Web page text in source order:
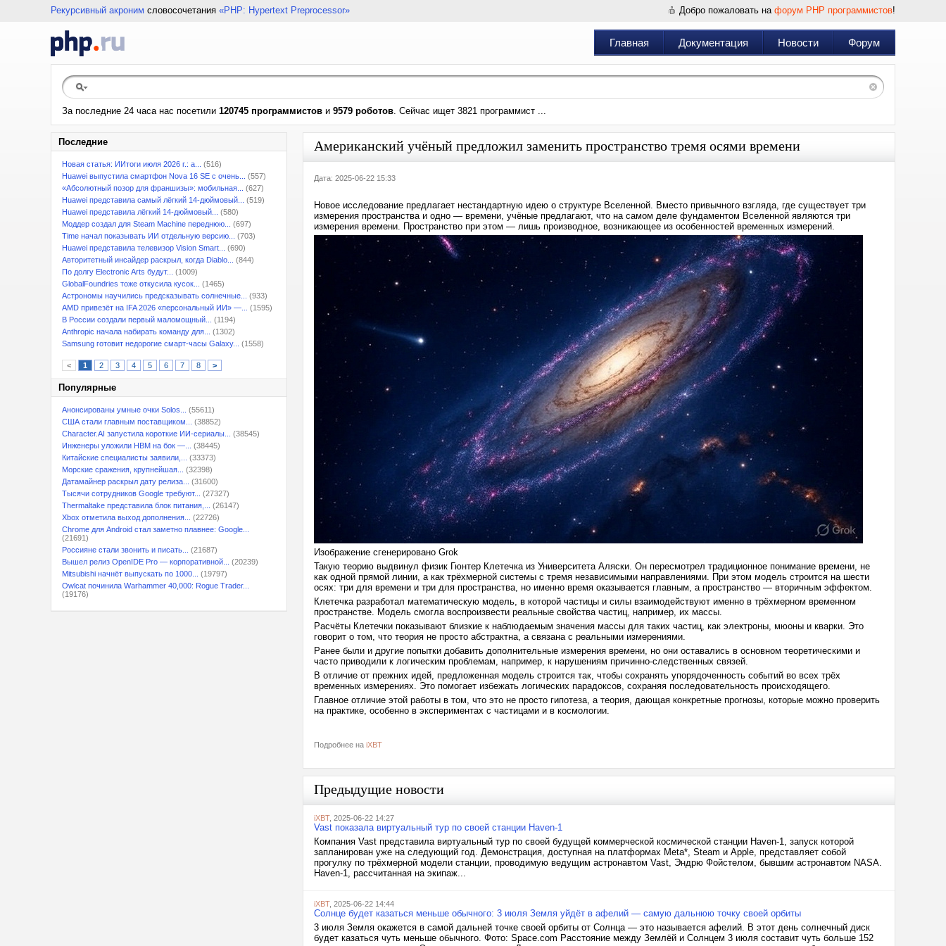
Рекурсивный акроним словосочетания «PHP: Hypertext Preprocessor» Добро пожаловать на форум PHP программистов!
Главная Документация Новости Форум
За последние 24 часа нас посетили 120745 программистов и 9579 роботов. Сейчас ищет 3821 программист ...
Последние
Новая статья: ИИтоги июля 2026 г.: а...
(516)
Huawei выпустила смартфон Nova 16 SE с очень...
(557)
«Абсолютный позор для франшизы»: мобильная...
(627)
Huawei представила самый лёгкий 14-дюймовый...
(519)
Huawei представила лёгкий 14-дюймовый...
(580)
Моддер создал для Steam Machine переднюю...
(697)
Time начал показывать ИИ отдельную версию...
(703)
Huawei представила телевизор Vision Smart...
(690)
Авторитетный инсайдер раскрыл, когда Diablo...
(844)
По долгу Electronic Arts будут...
(1009)
GlobalFoundries тоже откусила кусок...
(1465)
Астрономы научились предсказывать солнечные...
(933)
AMD привезёт на IFA 2026 «персональный ИИ» —...
(1595)
В России создали первый маломощный...
(1194)
Anthropic начала набирать команду для...
(1302)
Samsung готовит недорогие смарт-часы Galaxy...
(1558)
< 1 2 3 4 5 6 7 8 >
Популярные
Анонсированы умные очки Solos...
(55611)
США стали главным поставщиком...
(38852)
Character.AI запустила короткие ИИ-сериалы...
(38545)
Инженеры уложили HBM на бок —...
(38445)
Китайские специалисты заявили,...
(33373)
Морские сражения, крупнейшая...
(32398)
Датамайнер раскрыл дату релиза...
(31600)
Тысячи сотрудников Google требуют...
(27327)
Thermaltake представила блок питания,...
(26147)
Xbox отметила выход дополнения...
(22726)
Chrome для Android стал заметно плавнее: Google...
(21691)
Россияне стали звонить и писать...
(21687)
Вышел релиз OpenIDE Pro — корпоративной...
(20239)
Mitsubishi начнёт выпускать по 1000...
(19797)
Owlcat починила Warhammer 40,000: Rogue Trader...
(19176)
Американский учёный предложил заменить пространство тремя осями времени
Дата: 2025-06-22 15:33
Новое исследование предлагает нестандартную идею о структуре Вселенной. Вместо привычного взгляда, где существует три
измерения пространства и одно — времени, учёные предлагают, что на самом деле фундаментом Вселенной являются три
измерения времени. Пространство при этом — лишь производное, возникающее из особенностей временных измерений.
Изображение сгенерировано Grok
Такую теорию выдвинул физик Гюнтер Клетечка из Университета Аляски. Он пересмотрел традиционное понимание времени, не
как одной прямой линии, а как трёхмерной системы с тремя независимыми направлениями. При этом модель строится на шести
осях: три для времени и три для пространства, но именно время оказывается главным, а пространство — вторичным эффектом.
Клетечка разработал математическую модель, в которой частицы и силы взаимодействуют именно в трёхмерном временном
пространстве. Модель смогла воспроизвести реальные свойства частиц, например, их массы.
Расчёты Клетечки показывают близкие к наблюдаемым значения массы для таких частиц, как электроны, мюоны и кварки. Это
говорит о том, что теория не просто абстрактна, а связана с реальными измерениями.
Ранее были и другие попытки добавить дополнительные измерения времени, но они оставались в основном теоретическими и
часто приводили к логическим проблемам, например, к нарушениям причинно-следственных связей.
В отличие от прежних идей, предложенная модель строится так, чтобы сохранять упорядоченность событий во всех трёх
временных измерениях. Это помогает избежать логических парадоксов, сохраняя последовательность происходящего.
Главное отличие этой работы в том, что это не просто гипотеза, а теория, дающая конкретные прогнозы, которые можно проверить
на практике, особенно в экспериментах с частицами и в космологии.
Подробнее на iXBT
Предыдущие новости
iXBT, 2025-06-22 14:27
Vast показала виртуальный тур по своей станции Haven-1
Компания Vast представила виртуальный тур по своей будущей коммерческой космической станции Haven-1, запуск которой
запланирован уже на следующий год. Демонстрация, доступная на платформах Meta*, Steam и Apple, представляет собой
прогулку по трёхмерной модели станции, проводимую ведущим астронавтом Vast, Эндрю Фойcтелом, бывшим астронавтом NASA.
Haven-1, рассчитанная на экипаж...
iXBT, 2025-06-22 14:44
Солнце будет казаться меньше обычного: 3 июля Земля уйдёт в афелий — самую дальнюю точку своей орбиты
3 июля Земля окажется в самой дальней точке своей орбиты от Солнца — это называется афелий. В этот день солнечный диск
будет казаться чуть меньше обычного. Фото: Space.com Расстояние между Землёй и Солнцем 3 июля составит чуть больше 152